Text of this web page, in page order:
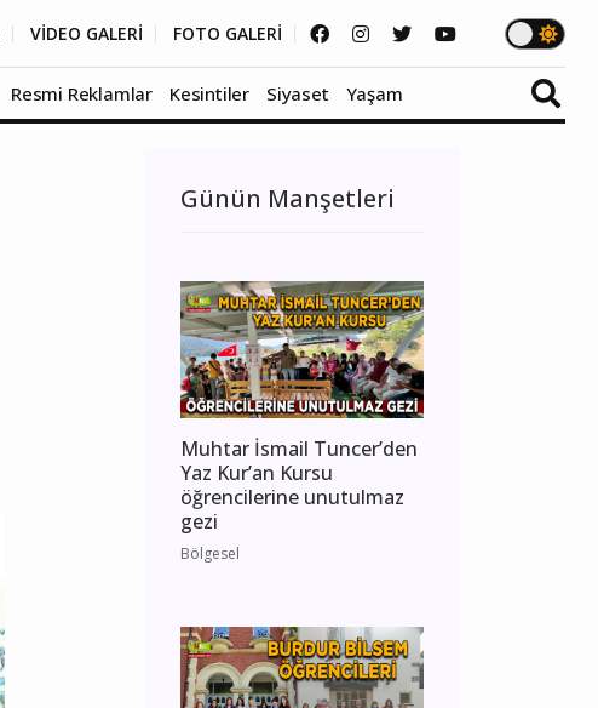
VİDEO GALERİ FOTO GALERİ
Resmi Reklamlar Kesintiler Siyaset Yaşam
Günün Manşetleri
Muhtar İsmail Tuncer’den
Yaz Kur’an Kursu
öğrencilerine unutulmaz
gezi
Bölgesel